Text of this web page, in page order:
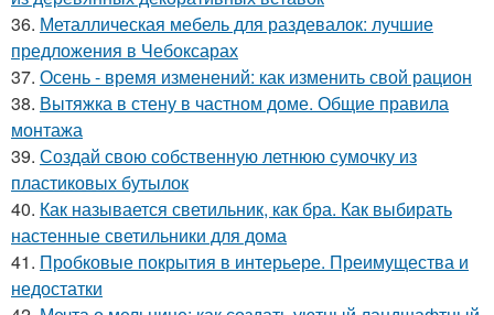
36. Металлическая мебель для раздевалок: лучшие
предложения в Чебоксарах
37. Осень - время изменений: как изменить свой рацион
38. Вытяжка в стену в частном доме. Общие правила
монтажа
39. Создай свою собственную летнюю сумочку из
пластиковых бутылок
40. Как называется светильник, как бра. Как выбирать
настенные светильники для дома
41. Пробковые покрытия в интерьере. Преимущества и
недостатки